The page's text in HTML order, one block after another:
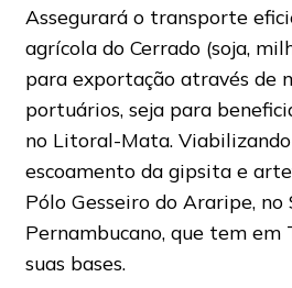
Assegurará o transporte
agrícola do Cerrado (soja,
para exportação através de
portuários, seja para
no Litoral-Mata.
escoamento da gipsita e
Pólo Gesseiro do Araripe, no
Pernambucano, que tem em
suas bases.